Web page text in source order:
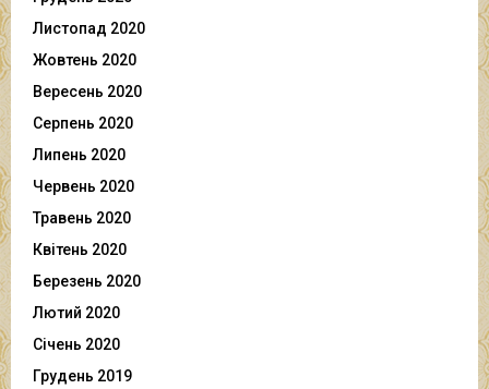
Листопад 2020
Жовтень 2020
Вересень 2020
Серпень 2020
Липень 2020
Червень 2020
Травень 2020
Квітень 2020
Березень 2020
Лютий 2020
Січень 2020
Грудень 2019